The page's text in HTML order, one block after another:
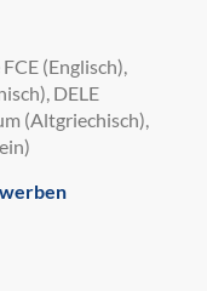
(Englisch),
DELE
(Altgriechisch),